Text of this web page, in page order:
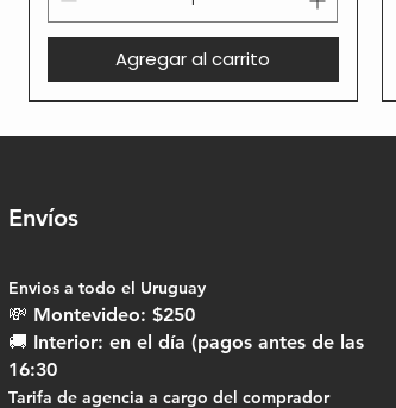
Agregar al carrito
Envíos
Envios a todo el Uruguay​
💸 Montevideo: $250
🚚 Interior: en el día (pagos antes de las
16:30
Tarifa de agencia a cargo del comprador